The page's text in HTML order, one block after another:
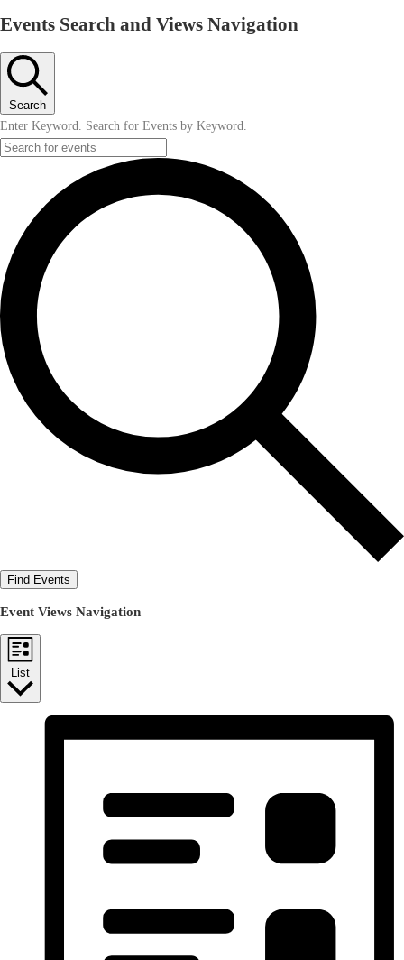
Events Search and Views Navigation
Search
Enter Keyword. Search for Events by Keyword.
Find Events
Event Views Navigation
List